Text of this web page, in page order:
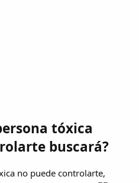
tóxica
buscará?
no puede controlarte,